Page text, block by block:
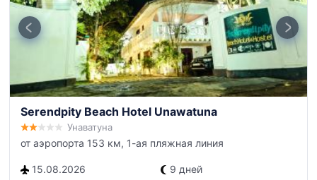
Serendpity Beach Hotel Unawatuna
Унаватуна
от аэропорта 153 км, 1-ая пляжная линия
15.08.2026
9 дней